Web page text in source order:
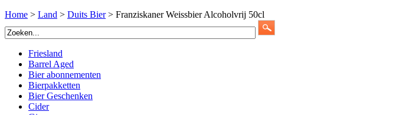
Home > Land > Duits Bier> Franziskaner Weissbier Alcoholvrij 50cl
Friesland
Barrel Aged
Bier abonnementen
Bierpakketten
Bier Geschenken
Cider